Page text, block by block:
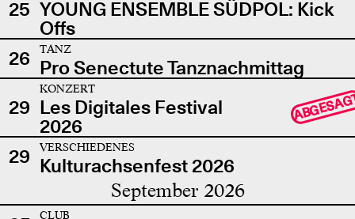
25 YOUNG ENSEMBLE SÜDPOL: Kick
Offs
26
TANZ
Pro Senectute Tanznachmittag
29
KONZERT
Les Digitales Festival
2026
29 VERSCHIEDENES
Kulturachsenfest 2026
September 2026
CLUB